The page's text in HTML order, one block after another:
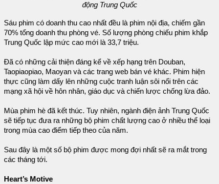
động Trung Quốc
Sáu phim có doanh thu cao nhất đều là phim nội địa, chiếm gần
70% tổng doanh thu phòng vé. Số lượng phòng chiếu phim khắp
Trung Quốc lập mức cao mới là 33,7 triệu.
Đã có những cải thiện đáng kể về xếp hạng trên Douban,
Taopiaopiao, Maoyan và các trang web bán vé khác. Phim hiện
thực cũng làm dấy lên những cuộc tranh luận sôi nổi trên các
mạng xã hội về hôn nhân, giáo dục và chiến lược chống lừa đảo.
Mùa phim hè đã kết thúc. Tuy nhiên, ngành điện ảnh Trung Quốc
sẽ tiếp tục đưa ra những bộ phim chất lượng cao ở nhiều thể loại
trong mùa cao điểm tiếp theo của năm.
Sau đây là một số bộ phim được mong đợi nhất sẽ ra mắt trong
các tháng tới.
Heart’s Motive